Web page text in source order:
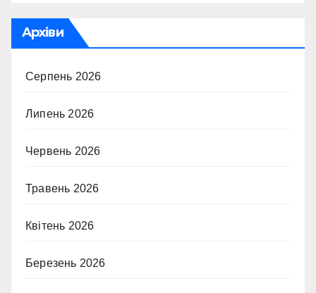
Архіви
Серпень 2026
Липень 2026
Червень 2026
Травень 2026
Квітень 2026
Березень 2026